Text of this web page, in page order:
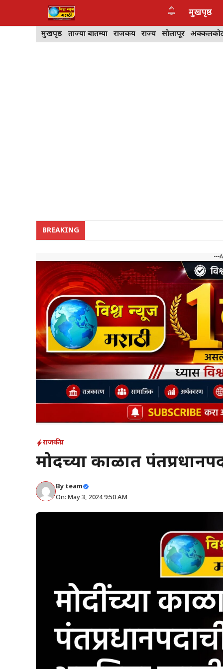
मुखपृष्ठ
मुखपृष्ठ ताज्या बातम्या राजकीय राज्य सोलापूर
BREAKING
---
राजकीय
मोदींच्या काळात
By team
On: May 3, 2024 9:50 AM